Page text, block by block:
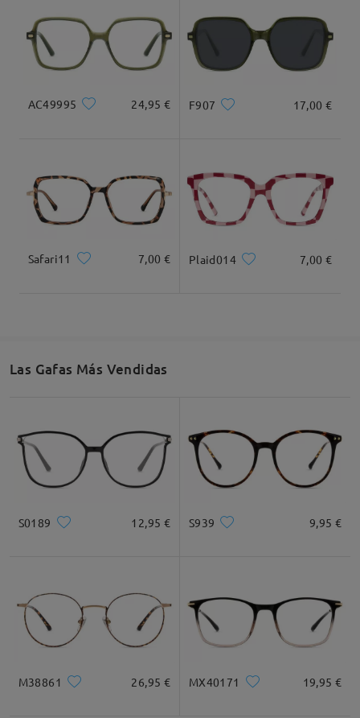
cuadrada 17.5cm/6.89 in 13cm/5.12 in
Ancho Total
128mm/ 5.04in
Longitud de Patillas
145mm/ 5.71in
Cuadrada Redondo Corazón Diamante Ovalado
Descripción del Producto
Llegado
AC49995 24,95 € F907 17,00 €
Safari11 7,00 € Plaid014 7,00 €
Las Gafas Más Vendidas
S0189 12,95 € S939 9,95 €
M38861 26,95 € MX40171 19,95 €